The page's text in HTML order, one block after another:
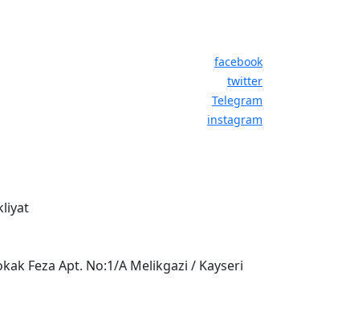
facebook
twitter
Telegram
instagram
Feza Apt. No:1/A Melikgazi / Kayseri